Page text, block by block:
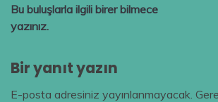
Bu buluşlarla ilgili birer bilmece
yazınız.
Bir yanıt yazın
E-posta adresiniz yayınlanmayacak.